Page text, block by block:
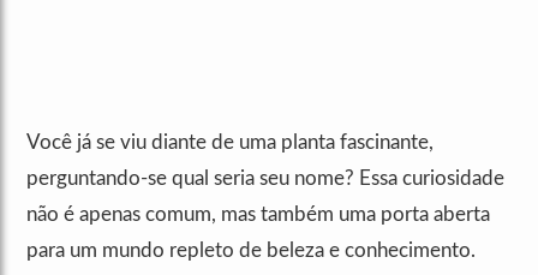
Você já se viu diante de uma planta fascinante,
perguntando-se qual seria seu nome? Essa curiosidade
não é apenas comum, mas também uma porta aberta
para um mundo repleto de beleza e conhecimento.